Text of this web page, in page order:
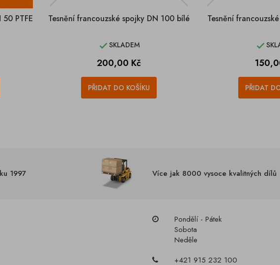
PTFE Tesnění francouzské spojky DN 100 bílé
SKLADEM
Cena
200,00 Kč
PŘIDAT DO KOŠÍKU
Tesnění

Cena
PŘIDAT
1997 Více jak 8000 vysoce kvalitných dílů
Pondělí - Pátek
Sobota
Neděle
+421 915 232 100